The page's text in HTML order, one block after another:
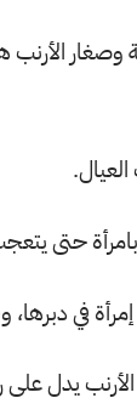
وصغار
حتى
في
يدل